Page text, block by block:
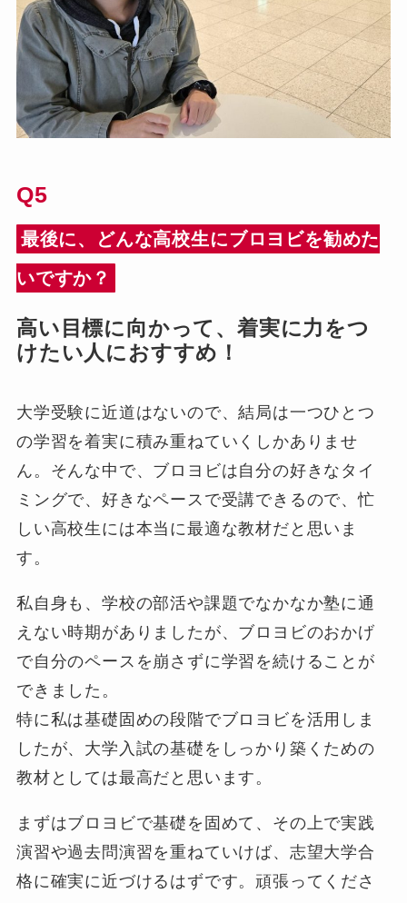
Q5
最後に、どんな高校生にブロヨビを勧めた
いですか？
高い目標に向かって、着実に力をつ
けたい人におすすめ！
大学受験に近道はないので、結局は一つひとつ
の学習を着実に積み重ねていくしかありませ
ん。そんな中で、ブロヨビは自分の好きなタイ
ミングで、好きなペースで受講できるので、忙
しい高校生には本当に最適な教材だと思いま
す。
私自身も、学校の部活や課題でなかなか塾に通
えない時期がありましたが、ブロヨビのおかげ
で自分のペースを崩さずに学習を続けることが
できました。
特に私は基礎固めの段階でブロヨビを活用しま
したが、大学入試の基礎をしっかり築くための
教材としては最高だと思います。
まずはブロヨビで基礎を固めて、その上で実践
演習や過去問演習を重ねていけば、志望大学合
格に確実に近づけるはずです。頑張ってくださ